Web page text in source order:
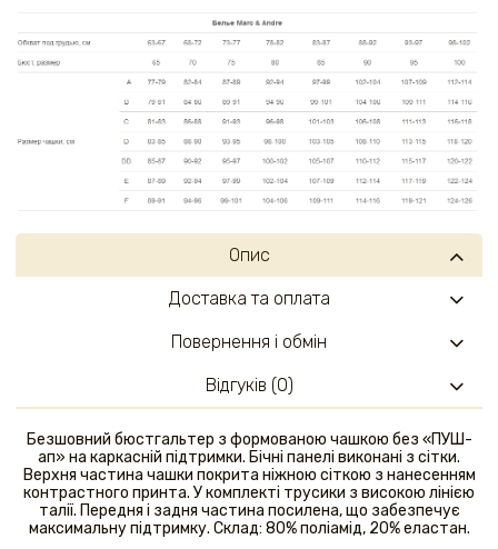
Опис
Безшовний бюстгальтер з формованою чашкою без «ПУШ-
ап» на каркасній підтримки. Бічні панелі виконані з сітки.
Верхня частина чашки покрита ніжною сіткою з нанесенням
контрастного принта. У комплекті трусики з високою лінією
талії. Передня і задня частина посилена, що забезпечує
максимальну підтримку. Склад: 80% поліамід, 20% еластан.
Доставка та оплата
Повернення і обмін
Відгуків (0)